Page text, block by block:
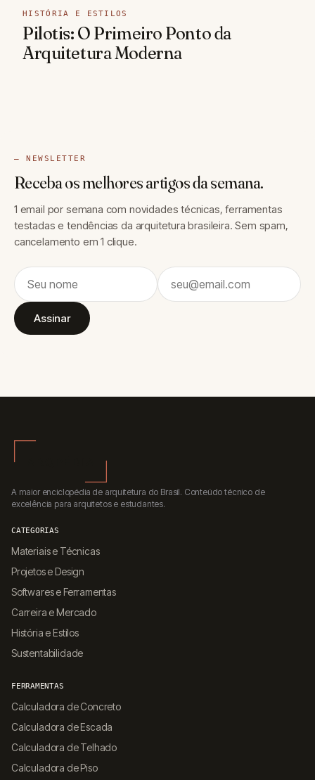
HISTÓRIA E ESTILOS
Pilotis: O Primeiro Ponto da
Arquitetura Moderna
— NEWSLETTER
Receba os melhores artigos da semana.
1 email por semana com novidades técnicas, ferramentas
testadas e tendências da arquitetura brasileira. Sem spam,
cancelamento em 1 clique.
Assinar
A maior enciclopédia de arquitetura do Brasil. Conteúdo técnico de
excelência para arquitetos e estudantes.
CATEGORIAS
Materiais e Técnicas
Projetos e Design
Softwares e Ferramentas
Carreira e Mercado
História e Estilos
Sustentabilidade
FERRAMENTAS
Calculadora de Concreto
Calculadora de Escada
Calculadora de Telhado
Calculadora de Piso